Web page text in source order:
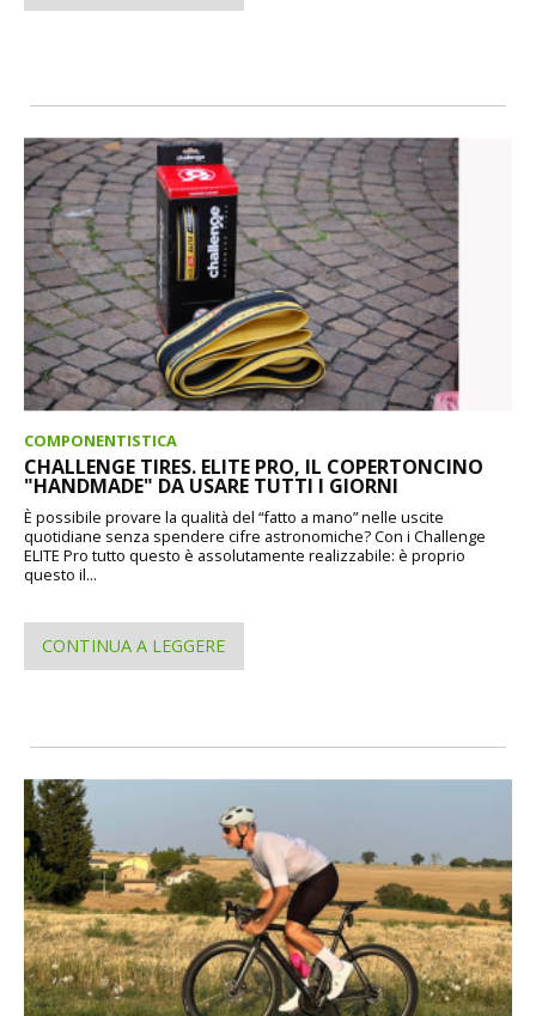
COMPONENTISTICA
CHALLENGE TIRES. ELITE PRO, IL COPERTONCINO
"HANDMADE" DA USARE TUTTI I GIORNI
È possibile provare la qualità del “fatto a mano” nelle uscite
quotidiane senza spendere cifre astronomiche? Con i Challenge
ELITE Pro tutto questo è assolutamente realizzabile: è proprio
questo il...
CONTINUA A LEGGERE